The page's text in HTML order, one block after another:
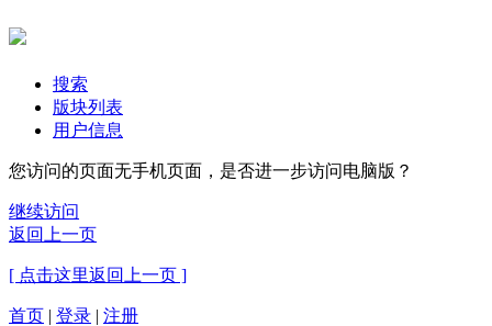
搜索
版块列表
用户信息
您访问的页面无手机页面，是否进一步访问电脑版？
继续访问
返回上一页
[ 点击这里返回上一页 ]
首页 | 登录 | 注册